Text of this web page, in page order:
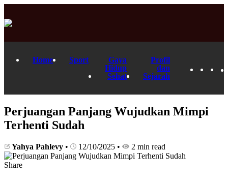
Home Sport
Gaya
Hidup
Sehat
Profil
dan
Sejarah
Perjuangan Panjang Wujudkan Mimpi
Terhenti Sudah
Yahya Pahlevy • 12/10/2025 • 2 min read
Share